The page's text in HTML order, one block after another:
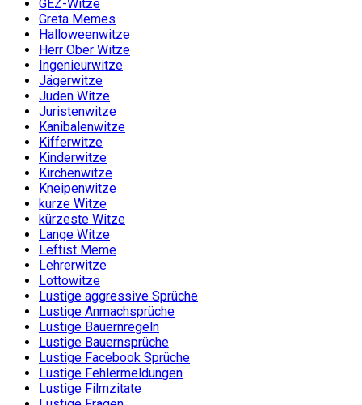
GEZ-Witze
Greta Memes
Halloweenwitze
Herr Ober Witze
Ingenieurwitze
Jägerwitze
Juden Witze
Juristenwitze
Kanibalenwitze
Kifferwitze
Kinderwitze
Kirchenwitze
Kneipenwitze
kurze Witze
kürzeste Witze
Lange Witze
Leftist Meme
Lehrerwitze
Lottowitze
Lustige aggressive Sprüche
Lustige Anmachsprüche
Lustige Bauernregeln
Lustige Bauernsprüche
Lustige Facebook Sprüche
Lustige Fehlermeldungen
Lustige Filmzitate